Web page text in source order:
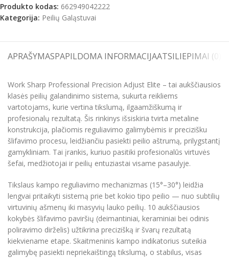
Produkto kodas: 662949042222
Kategorija: Peilių Galąstuvai
APRAŠYMASPAPILDOMA INFORMACIJAATSILIEPIMAI (0)
Work Sharp Professional Precision Adjust Elite – tai aukščiausios
klasės peilių galandinimo sistema, sukurta reikliems
vartotojams, kurie vertina tikslumą, ilgaamžiškumą ir
profesionalų rezultatą. Šis rinkinys išsiskiria tvirta metaline
konstrukcija, plačiomis reguliavimo galimybėmis ir precizišku
šlifavimo procesu, leidžiančiu pasiekti peilio aštrumą, prilygstantį
gamykliniam. Tai įrankis, kuriuo pasitiki profesionalūs virtuvės
šefai, medžiotojai ir peilių entuziastai visame pasaulyje.
Tikslaus kampo reguliavimo mechanizmas (15°–30°) leidžia
lengvai pritaikyti sistemą prie bet kokio tipo peilio — nuo subtilių
virtuvinių ašmenų iki masyvių lauko peilių. 10 aukščiausios
kokybės šlifavimo paviršių (deimantiniai, keraminiai bei odinis
poliravimo dirželis) užtikrina precizišką ir švarų rezultatą
kiekviename etape. Skaitmeninis kampo indikatorius suteikia
galimybę pasiekti nepriekaištingą tikslumą, o stabilus, visas